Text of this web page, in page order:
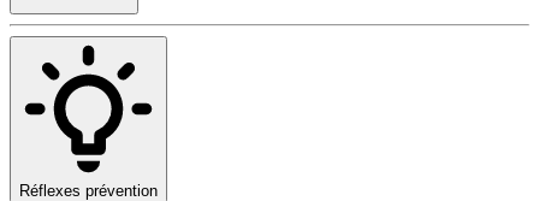
Réflexes prévention